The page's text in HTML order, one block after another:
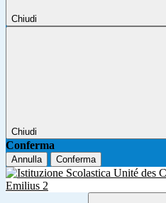
Chiudi
Chiudi
Conferma
Annulla Conferma